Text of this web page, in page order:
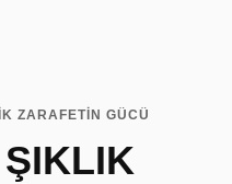
ZARAFETİN GÜCÜ